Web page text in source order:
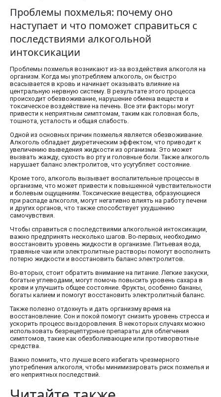
Проблемы похмелья: почему оно
наступает и что поможет справиться с
последствиями алкогольной
интоксикации
Проблемы похмелья возникают из-за воздействия алкоголя на
организм. Когда мы употребляем алкоголь, он быстро
всасывается в кровь и начинает оказывать влияние на
центральную нервную систему. В результате этого процесса
происходит обезвоживание, нарушение обмена веществ и
токсическое воздействие на печень. Все эти факторы могут
привести к неприятным симптомам, таким как головная боль,
тошнота, усталость и общая слабость.
Одной из основных причин похмелья является обезвоживание.
Алкоголь обладает диуретическим эффектом, что приводит к
увеличению выведения жидкости из организма. Это может
вызвать жажду, сухость во рту и головные боли. Также алкоголь
нарушает баланс электролитов, что усугубляет состояние.
Кроме того, алкоголь вызывает воспалительные процессы в
организме, что может привести к повышенной чувствительности
и болевым ощущениям. Токсические вещества, образующиеся
при распаде алкоголя, могут негативно влиять на работу печени
и других органов, что также способствует ухудшению
самочувствия.
Чтобы справиться с последствиями алкогольной интоксикации,
важно предпринять несколько шагов. Во-первых, необходимо
восстановить уровень жидкости в организме. Питьевая вода,
травяные чаи или электролитные растворы помогут восполнить
потерю жидкости и восстановить баланс электролитов.
Во-вторых, стоит обратить внимание на питание. Легкие закуски,
богатые углеводами, могут помочь повысить уровень сахара в
крови и улучшить общее состояние. Фрукты, особенно бананы,
богаты калием и помогут восстановить электролитный баланс.
Также полезно отдохнуть и дать организму время на
восстановление. Сон и покой помогут снизить уровень стресса и
ускорить процесс выздоровления. В некоторых случаях можно
использовать безрецептурные препараты для облегчения
симптомов, такие как обезболивающие или противорвотные
средства.
Важно помнить, что лучше всего избегать чрезмерного
употребления алкоголя, чтобы минимизировать риск похмелья и
его неприятных последствий.